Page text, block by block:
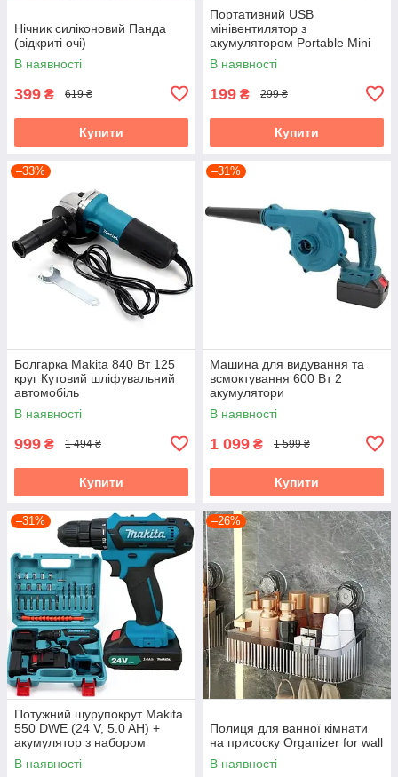
Нічник силіконовий Панда
(відкриті очі)
В наявності
399 ₴ 619 ₴
Купити
Портативний USB
мінівентилятор з
акумулятором Portable Mini
Fan (настільний)
В наявності
199 ₴ 299 ₴
Купити
–33%
Болгарка Makita 840 Вт 125
круг Кутовий шліфувальний
автомобіль
В наявності
999 ₴ 1 494 ₴
Купити
–31%
Машина для видування та
всмоктування 600 Вт 2
акумулятори
В наявності
1 099 ₴ 1 599 ₴
Купити
–31%
Потужний шурупокрут Makita
550 DWE (24 V, 5.0 AH) +
акумулятор з набором
інструментів "Макіта"
В наявності
–26%
Полиця для ванної кімнати
на присоску Organizer for wall
В наявності